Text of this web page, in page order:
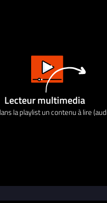
Lecteur multimedia
la playlist un contenu à lire